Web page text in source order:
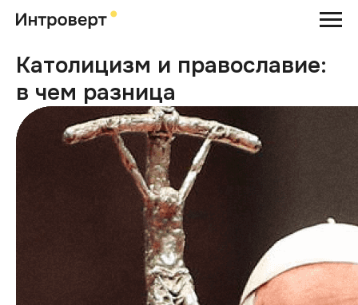
Католицизм и православие:
в чем разница